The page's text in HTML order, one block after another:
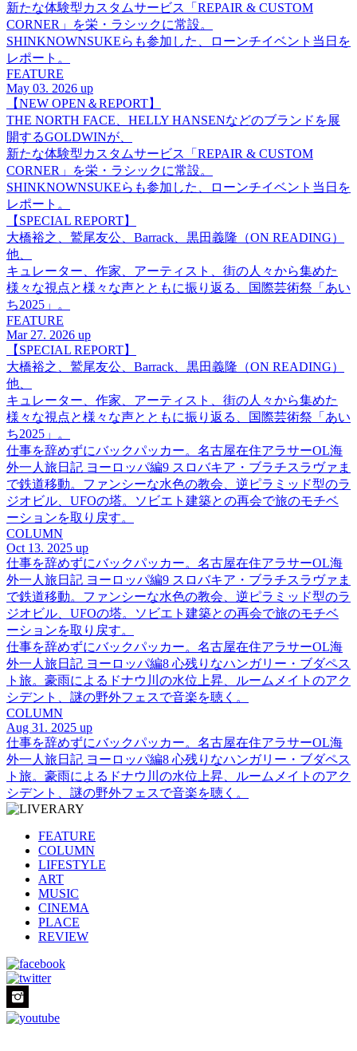
新たな体験型カスタムサービス「REPAIR & CUSTOM
CORNER」を栄・ラシックに常設。
SHINKNOWNSUKEらも参加した、ローンチイベント当日を
レポート。
FEATURE
May 03. 2026 up
【NEW OPEN＆REPORT】
THE NORTH FACE、HELLY HANSENなどのブランドを展
開するGOLDWINが、
新たな体験型カスタムサービス「REPAIR & CUSTOM
CORNER」を栄・ラシックに常設。
SHINKNOWNSUKEらも参加した、ローンチイベント当日を
レポート。
【SPECIAL REPORT】
大橋裕之、鷲尾友公、Barrack、黒田義隆（ON READING）
他、
キュレーター、作家、アーティスト、街の人々から集めた
様々な視点と様々な声とともに振り返る、国際芸術祭「あい
ち2025」。
FEATURE
Mar 27. 2026 up
【SPECIAL REPORT】
大橋裕之、鷲尾友公、Barrack、黒田義隆（ON READING）
他、
キュレーター、作家、アーティスト、街の人々から集めた
様々な視点と様々な声とともに振り返る、国際芸術祭「あい
ち2025」。
仕事を辞めずにバックパッカー。名古屋在住アラサーOL海
外一人旅日記 ヨーロッパ編9 スロバキア・ブラチスラヴァま
で鉄道移動。ファンシーな水色の教会、逆ピラミッド型のラ
ジオビル、UFOの塔。ソビエト建築との再会で旅のモチベ
ーションを取り戻す。
COLUMN
Oct 13. 2025 up
仕事を辞めずにバックパッカー。名古屋在住アラサーOL海
外一人旅日記 ヨーロッパ編9 スロバキア・ブラチスラヴァま
で鉄道移動。ファンシーな水色の教会、逆ピラミッド型のラ
ジオビル、UFOの塔。ソビエト建築との再会で旅のモチベ
ーションを取り戻す。
仕事を辞めずにバックパッカー。名古屋在住アラサーOL海
外一人旅日記 ヨーロッパ編8 心残りなハンガリー・ブダペス
ト旅。豪雨によるドナウ川の水位上昇、ルームメイトのアク
シデント、謎の野外フェスで音楽を聴く。
COLUMN
Aug 31. 2025 up
仕事を辞めずにバックパッカー。名古屋在住アラサーOL海
外一人旅日記 ヨーロッパ編8 心残りなハンガリー・ブダペス
ト旅。豪雨によるドナウ川の水位上昇、ルームメイトのアク
シデント、謎の野外フェスで音楽を聴く。
FEATURE
COLUMN
LIFESTYLE
ART
MUSIC
CINEMA
PLACE
REVIEW